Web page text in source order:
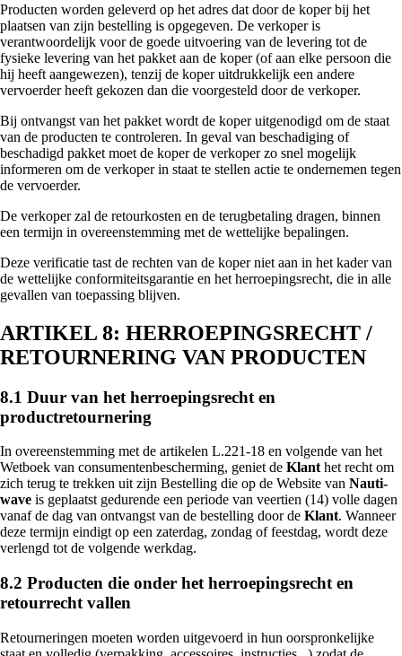
Producten worden geleverd op het adres dat door de koper bij het
plaatsen van zijn bestelling is opgegeven. De verkoper is
verantwoordelijk voor de goede uitvoering van de levering tot de
fysieke levering van het pakket aan de koper (of aan elke persoon die
hij heeft aangewezen), tenzij de koper uitdrukkelijk een andere
vervoerder heeft gekozen dan die voorgesteld door de verkoper.
Bij ontvangst van het pakket wordt de koper uitgenodigd om de staat
van de producten te controleren. In geval van beschadiging of
beschadigd pakket moet de koper de verkoper zo snel mogelijk
informeren om de verkoper in staat te stellen actie te ondernemen tegen
de vervoerder.
De verkoper zal de retourkosten en de terugbetaling dragen, binnen
een termijn in overeenstemming met de wettelijke bepalingen.
Deze verificatie tast de rechten van de koper niet aan in het kader van
de wettelijke conformiteitsgarantie en het herroepingsrecht, die in alle
gevallen van toepassing blijven.
ARTIKEL 8: HERROEPINGSRECHT /
RETOURNERING VAN PRODUCTEN
8.1 Duur van het herroepingsrecht en
productretournering
In overeenstemming met de artikelen L.221-18 en volgende van het
Wetboek van consumentenbescherming, geniet de Klanthet recht om
zich terug te trekken uit zijn Bestelling die op de Website van Nauti-
wave is geplaatst gedurende een periode van veertien (14) volle dagen
vanaf de dag van ontvangst van de bestelling door de Klant. Wanneer
deze termijn eindigt op een zaterdag, zondag of feestdag, wordt deze
verlengd tot de volgende werkdag.
8.2 Producten die onder het herroepingsrecht en
retourrecht vallen
Retourneringen moeten worden uitgevoerd in hun oorspronkelijke